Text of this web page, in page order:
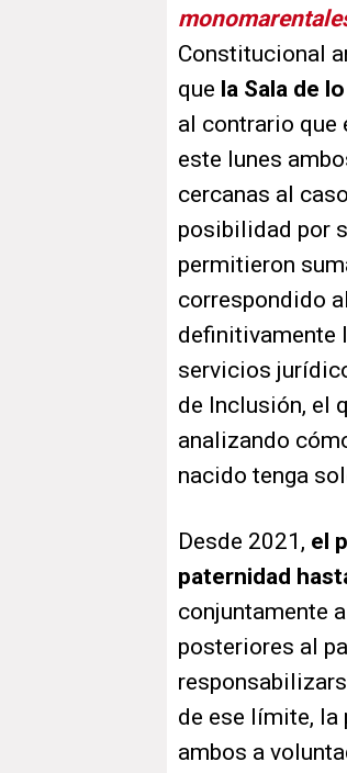
Constitucional
que la Sala de
al contrario que
este lunes
cercanas al
posibilidad por
permitieron
correspondido
definitivamente
servicios
de Inclusión, el
analizando
nacido tenga
Desde 2021, el
paternidad
conjuntamente
posteriores al
de ese límite, la
ambos a